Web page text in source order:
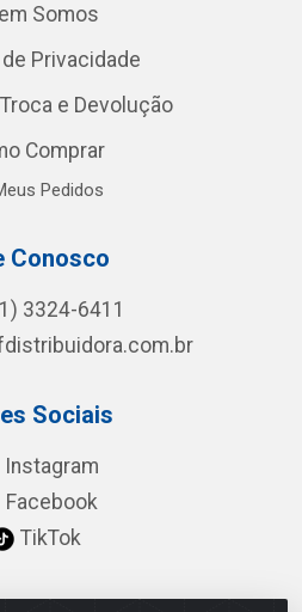
Somos
Privacidade
e Devolução
Comprar
Pedidos
Conosco
3324-6411
Sociais
Instagram
Facebook
TikTok